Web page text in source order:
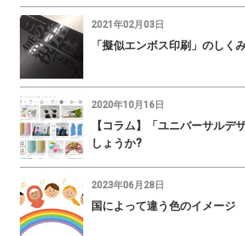
2021年02月03日
「擬似エンボス印刷」のしく
2020年10月16日
【コラム】「ユニバーサルデ
しょうか?
2023年06月28日
国によって違う色のイメージ